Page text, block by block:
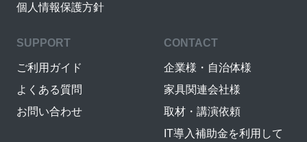
個人情報保護方針
SUPPORT
ご利用ガイド
よくある質問
お問い合わせ
CONTACT
企業様・自治体様
家具関連会社様
取材・講演依頼
IT導入補助金を利用して